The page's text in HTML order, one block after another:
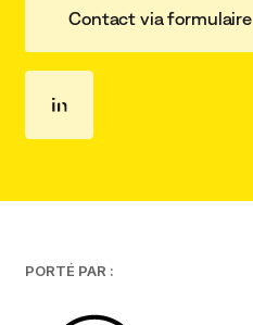
Contact via formulaire
PORTÉ PAR :